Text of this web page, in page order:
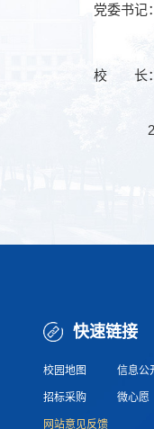
党委书记：
校 长：
快速链接
校园地图 信息公
招标采购 微心愿
网站意见反馈